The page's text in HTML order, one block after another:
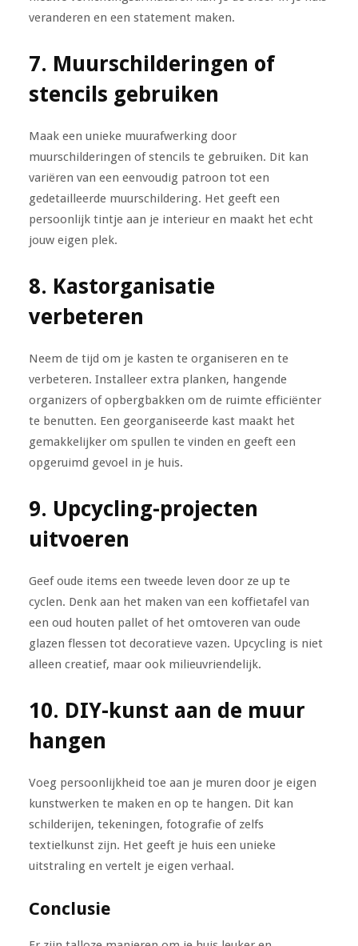
veranderen en een statement maken.
7. Muurschilderingen of
stencils gebruiken
Maak een unieke muurafwerking door
muurschilderingen of stencils te gebruiken. Dit kan
variëren van een eenvoudig patroon tot een
gedetailleerde muurschildering. Het geeft een
persoonlijk tintje aan je interieur en maakt het echt
jouw eigen plek.
8. Kastorganisatie
verbeteren
Neem de tijd om je kasten te organiseren en te
verbeteren. Installeer extra planken, hangende
organizers of opbergbakken om de ruimte efficiënter
te benutten. Een georganiseerde kast maakt het
gemakkelijker om spullen te vinden en geeft een
opgeruimd gevoel in je huis.
9. Upcycling-projecten
uitvoeren
Geef oude items een tweede leven door ze up te
cyclen. Denk aan het maken van een koffietafel van
een oud houten pallet of het omtoveren van oude
glazen flessen tot decoratieve vazen. Upcycling is niet
alleen creatief, maar ook milieuvriendelijk.
10. DIY-kunst aan de muur
hangen
Voeg persoonlijkheid toe aan je muren door je eigen
kunstwerken te maken en op te hangen. Dit kan
schilderijen, tekeningen, fotografie of zelfs
textielkunst zijn. Het geeft je huis een unieke
uitstraling en vertelt je eigen verhaal.
Conclusie